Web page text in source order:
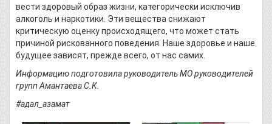
вести здоровый образ жизни, категорически исключив
алкоголь и наркотики. Эти вещества снижают
критическую оценку происходящего, что может стать
причиной рискованного поведения. Наше здоровье и наше
будущее зависят, прежде всего, от нас самих.
Информацию подготовила руководитель МО руководителей
групп Амантаева С.К.
#адал_азамат